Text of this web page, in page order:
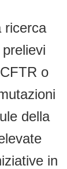
ricerca
o
della
in